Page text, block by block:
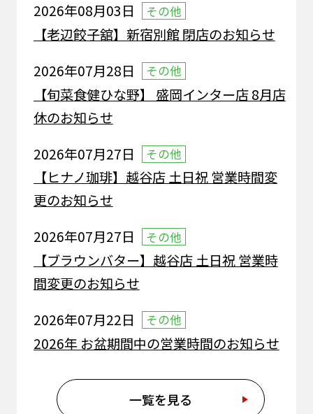
2026年08月03日 その他
【老辺餃子舘】新宿別館 閉店のお知らせ
2026年07月28日
その他
【旬菜食健ひな野】 盛岡インター店 8月店
休のお知らせ
2026年07月27日
その他
【ヒナノ珈琲】越谷店 土日祝 営業時間変
更のお知らせ
2026年07月27日
その他
【ブラウンバター】越谷店 土日祝 営業時
間変更のお知らせ
2026年07月22日
その他
2026年 お盆期間中の営業時間のお知らせ
2026年07月22日
その他
【老辺餃子舘】 新宿別館 閉店のお知らせ
一覧を見る